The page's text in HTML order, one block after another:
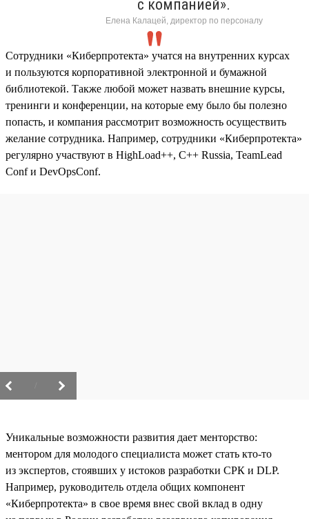
с компанией».
Елена Калацей, директор по персоналу
Сотрудники «Киберпротекта» учатся на внутренних курсах
и пользуются корпоративной электронной и бумажной
библиотекой. Также любой может назвать внешние курсы,
тренинги и конференции, на которые ему было бы полезно
попасть, и компания рассмотрит возможность осуществить
желание сотрудника. Например, сотрудники «Киберпротекта»
регулярно участвуют в HighLoad++, C++ Russia, TeamLead
Conf и DevOpsConf.
Уникальные возможности развития дает менторство:
ментором для молодого специалиста может стать кто-то
из экспертов, стоявших у истоков разработки СРК и DLP.
Например, руководитель отдела общих компонент
«Киберпротекта» в свое время внес свой вклад в одну